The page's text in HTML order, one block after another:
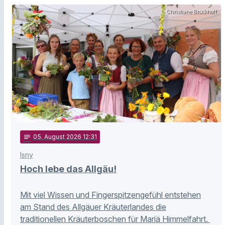
Christiane Brockhoff
notes 05. August 2026 12:31
Isny
Hoch lebe das Allgäu!
Mit viel Wissen und Fingerspitzengefühl entstehen
am Stand des Allgäuer Kräuterlandes die
traditionellen Kräuterboschen für Mariä Himmelfahrt.